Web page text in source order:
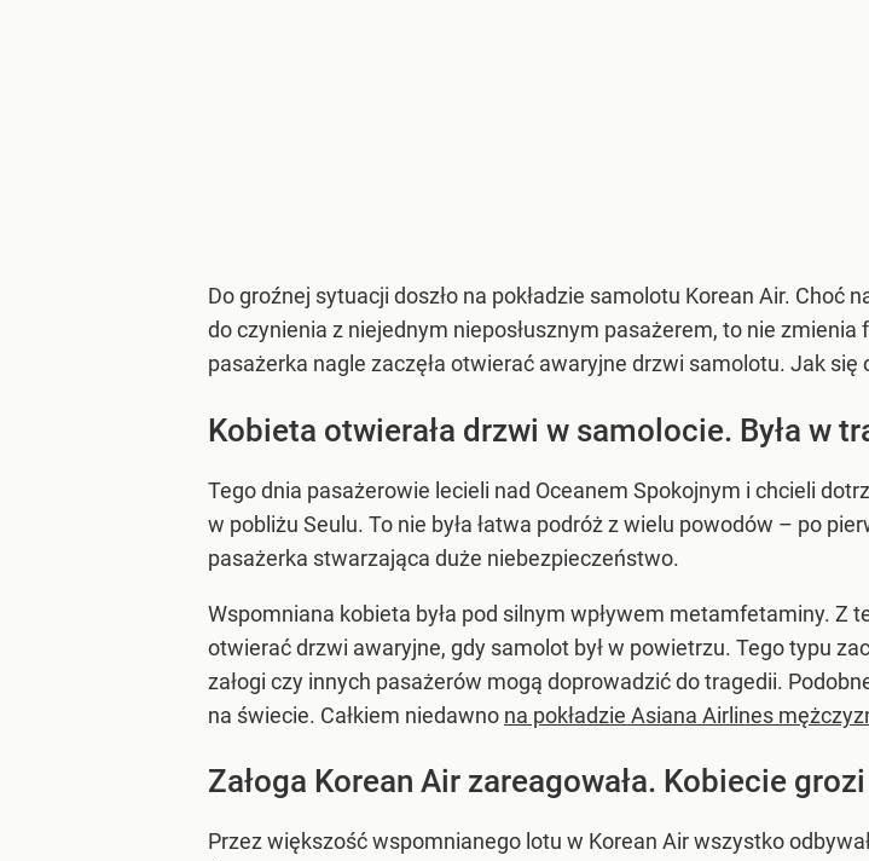
Do groźnej sytuacji doszło na pokładzie samolotu Korean Air. Choć
do czynienia z niejednym nieposłusznym pasażerem, to nie
pasażerka nagle zaczęła otwierać awaryjne drzwi samolotu. Jak się
Kobieta otwierała drzwi w samolocie. Była w
Tego dnia pasażerowie lecieli nad Oceanem Spokojnym i chcieli
w pobliżu Seulu. To nie była łatwa podróż z wielu powodów – po
pasażerka stwarzająca duże niebezpieczeństwo.
Wspomniana kobieta była pod silnym wpływem metamfetaminy. Z
otwierać drzwi awaryjne, gdy samolot był w powietrzu. Tego typu
załogi czy innych pasażerów mogą doprowadzić do tragedii.
na świecie. Całkiem niedawno na pokładzie Asiana Airlines
Załoga Korean Air zareagowała. Kobiecie
Przez większość wspomnianego lotu w Korean Air wszystko